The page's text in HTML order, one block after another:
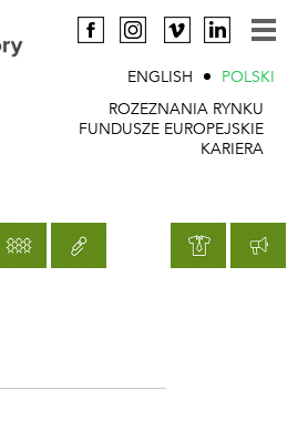
ROZEZNANIA RYNKU
FUNDUSZE EUROPEJSKIE
KARIERA
ENGLISH POLSKI